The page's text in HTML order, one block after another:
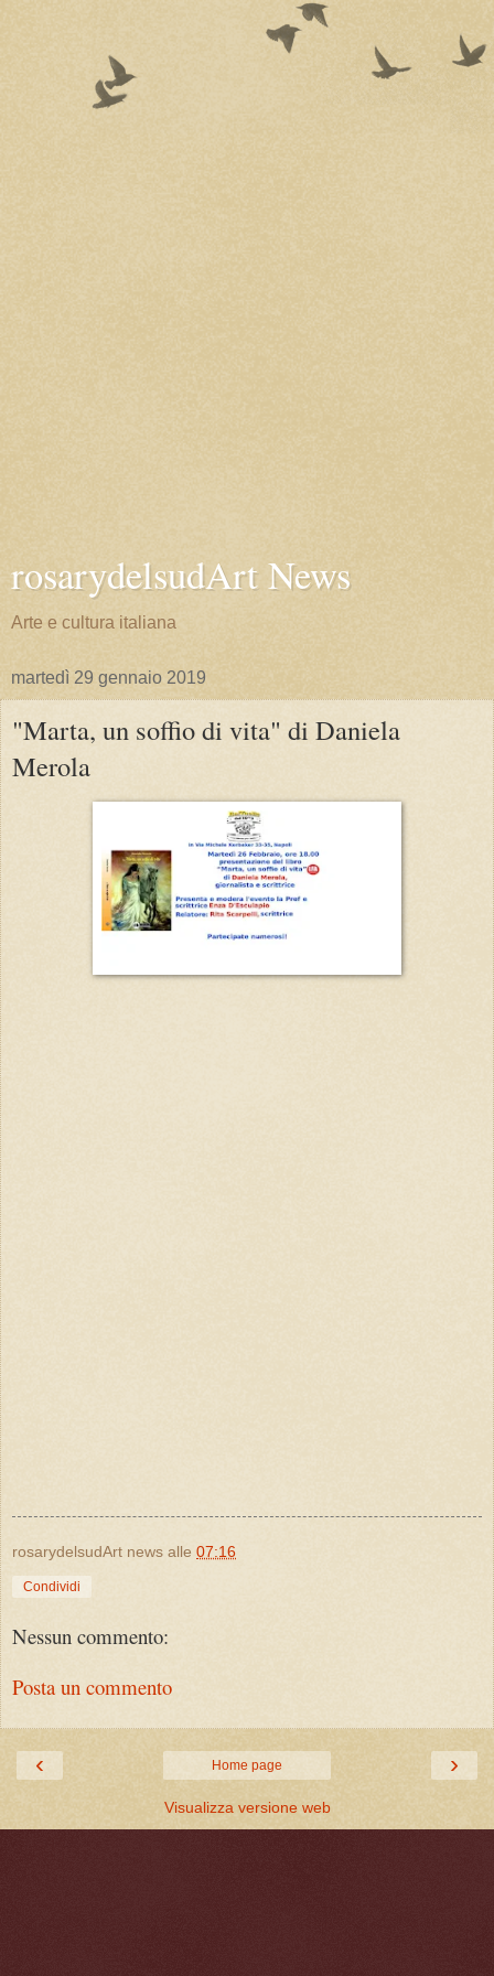
rosarydelsudArt News
Arte e cultura italiana
martedì 29 gennaio 2019
"Marta, un soffio di vita" di Daniela
Merola
rosarydelsudArt news alle 07:16
Condividi
Nessun commento:
Posta un commento
‹ ›
Home page
Visualizza versione web